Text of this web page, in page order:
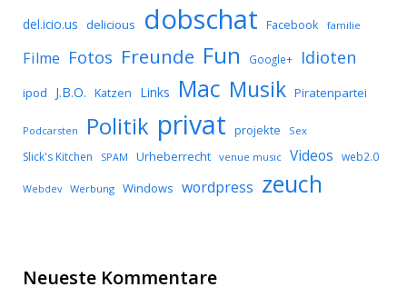
del.icio.us delicious dobschat Facebook familie
Filme Fotos Freunde Fun Google+ Idioten
ipod J.B.O. Katzen Links Mac Musik Piratenpartei
Podcarsten Politik privat projekte Sex
Slick's Kitchen SPAM Urheberrecht venue music Videos web2.0
Webdev Werbung Windows wordpress zeuch
Neueste Kommentare